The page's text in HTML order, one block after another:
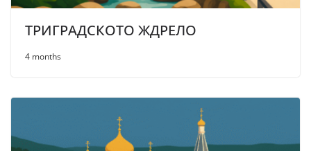
ТРИГРАДСКОТО ЖДРЕЛО
4 months